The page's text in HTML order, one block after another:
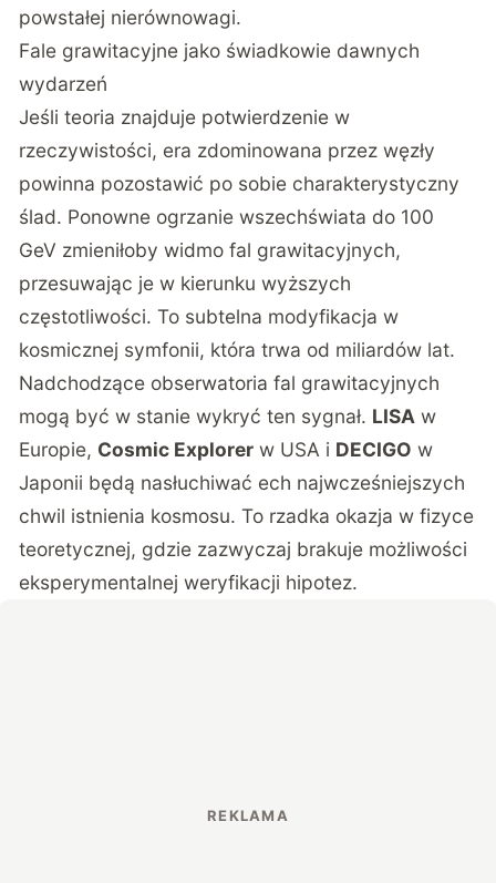
powstałej nierównowagi.
Fale grawitacyjne jako świadkowie dawnych
wydarzeń
Jeśli teoria znajduje potwierdzenie w
rzeczywistości, era zdominowana przez węzły
powinna pozostawić po sobie charakterystyczny
ślad. Ponowne ogrzanie wszechświata do 100
GeV zmieniłoby widmo fal grawitacyjnych,
przesuwając je w kierunku wyższych
częstotliwości. To subtelna modyfikacja w
kosmicznej symfonii, która trwa od miliardów lat.
Nadchodzące obserwatoria fal grawitacyjnych
mogą być w stanie wykryć ten sygnał. LISA w
Europie, Cosmic Explorer w USA i DECIGO w
Japonii będą nasłuchiwać ech najwcześniejszych
chwil istnienia kosmosu. To rzadka okazja w fizyce
teoretycznej, gdzie zazwyczaj brakuje możliwości
eksperymentalnej weryfikacji hipotez.